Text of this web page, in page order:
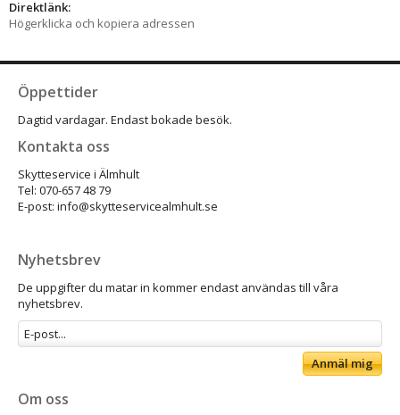
Direktlänk:
Högerklicka och kopiera adressen
Öppettider
Dagtid vardagar. Endast bokade besök.
Kontakta oss
Skytteservice i Älmhult
Tel: 070-657 48 79
E-post: info@skytteservicealmhult.se
Nyhetsbrev
De uppgifter du matar in kommer endast användas till våra
nyhetsbrev.
Anmäl mig
Om oss